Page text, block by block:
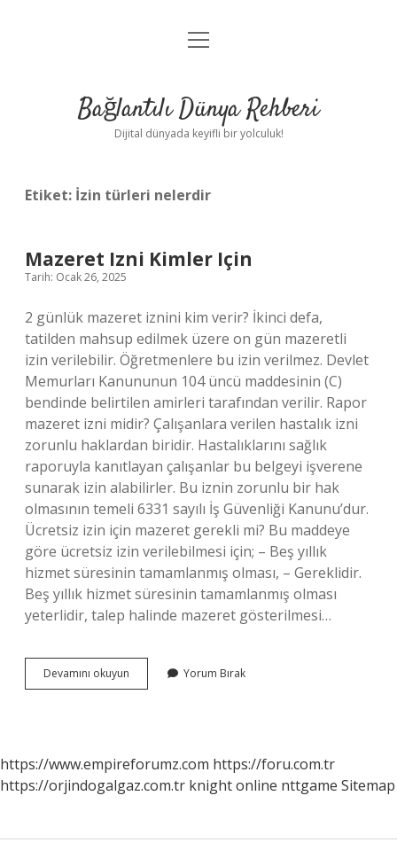
Anasayfa
Yasal Uyarı
menüyü
Bağlantılı Dünya Rehberi
Dijital dünyada keyifli bir yolculuk!
Etiket: İzin türleri nelerdir
Mazeret Izni Kimler Için
Tarih: Ocak 26, 2025
2 günlük mazeret iznini kim verir? İkinci defa,
tatilden mahsup edilmek üzere on gün mazeretli
izin verilebilir. Öğretmenlere bu izin verilmez. Devlet
Memurları Kanununun 104 üncü maddesinin (C)
bendinde belirtilen amirleri tarafından verilir. Rapor
mazeret izni midir? Çalışanlara verilen hastalık izni
zorunlu haklardan biridir. Hastalıklarını sağlık
raporuyla kanıtlayan çalışanlar bu belgeyi işverene
sunarak izin alabilirler. Bu iznin zorunlu bir hak
olmasının temeli 6331 sayılı İş Güvenliği Kanunu’dur.
Ücretsiz izin için mazeret gerekli mi? Bu maddeye
göre ücretsiz izin verilebilmesi için; – Beş yıllık
hizmet süresinin tamamlanmış olması, – Gereklidir.
Beş yıllık hizmet süresinin tamamlanmış olması
yeterlidir, talep halinde mazeret gösterilmesi…
Devamını okuyun Mazeret
Izni
Yorum Bırak
https://www.empireforumz.com https://foru.com.tr
https://orjindogalgaz.com.tr knight online nttgame Sitemap